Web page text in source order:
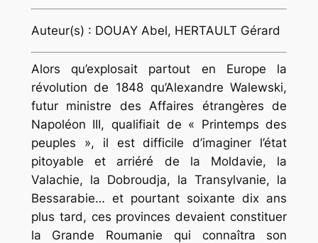
Auteur(s) : DOUAY Abel, HERTAULT Gérard
Alors qu’explosait partout en Europe la
révolution de 1848 qu’Alexandre Walewski,
futur ministre des Affaires étrangères de
Napoléon III, qualifiait de « Printemps des
peuples », il est difficile d’imaginer l’état
pitoyable et arriéré de la Moldavie, la
Valachie, la Dobroudja, la Transylvanie, la
Bessarabie… et pourtant soixante dix ans
plus tard, ces provinces devaient constituer
la Grande Roumanie qui connaîtra son